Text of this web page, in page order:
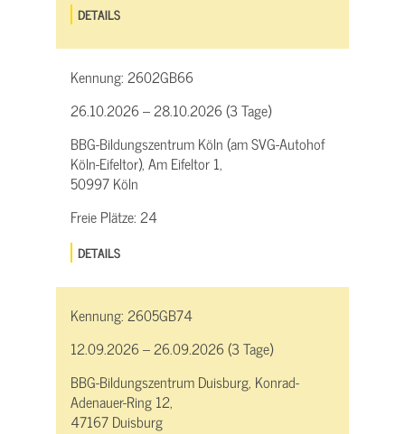
DETAILS
Kennung:2602GB66
26.10.2026 – 28.10.2026 (3 Tage)
BBG-Bildungszentrum Köln (am SVG-Autohof
Köln-Eifeltor), Am Eifeltor 1,
50997 Köln
Freie Plätze:24
DETAILS
Kennung:2605GB74
12.09.2026 – 26.09.2026 (3 Tage)
BBG-Bildungszentrum Duisburg, Konrad-
Adenauer-Ring 12,
47167 Duisburg